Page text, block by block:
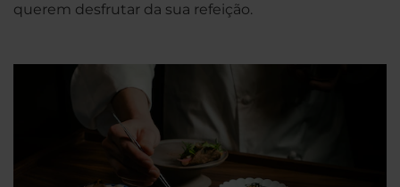
querem desfrutar da sua refeição.